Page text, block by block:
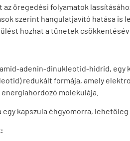
az öregedési folyamatok
szerint hangulatjavító hatása is
hozhat a tünetek
adenin-dinukleotid-hidrid, egy
redukált formája, amely
molekulája.
egy kapszula éhgyomorra, lehetőleg